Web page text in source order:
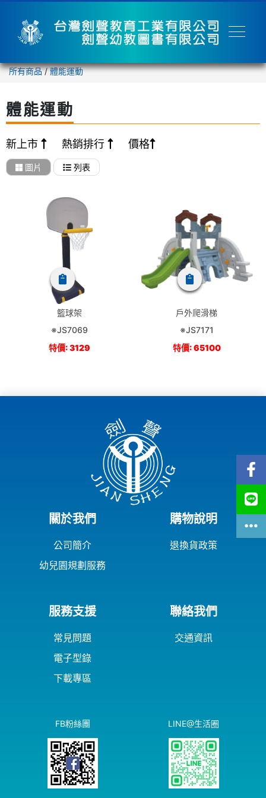
所有商品/體能運動
體能運動
新上市 熱銷排行 價格
圖片 列表
籃球架
※JS7069
特價: 3129
戶外爬滑梯
※JS7171
特價: 65100
關於我們
公司簡介
幼兒園規劃服務
購物說明
退換貨政策
服務支援
常見問題
電子型錄
下載專區
聯絡我們
交通資訊
FB粉絲團 LINE@生活圈